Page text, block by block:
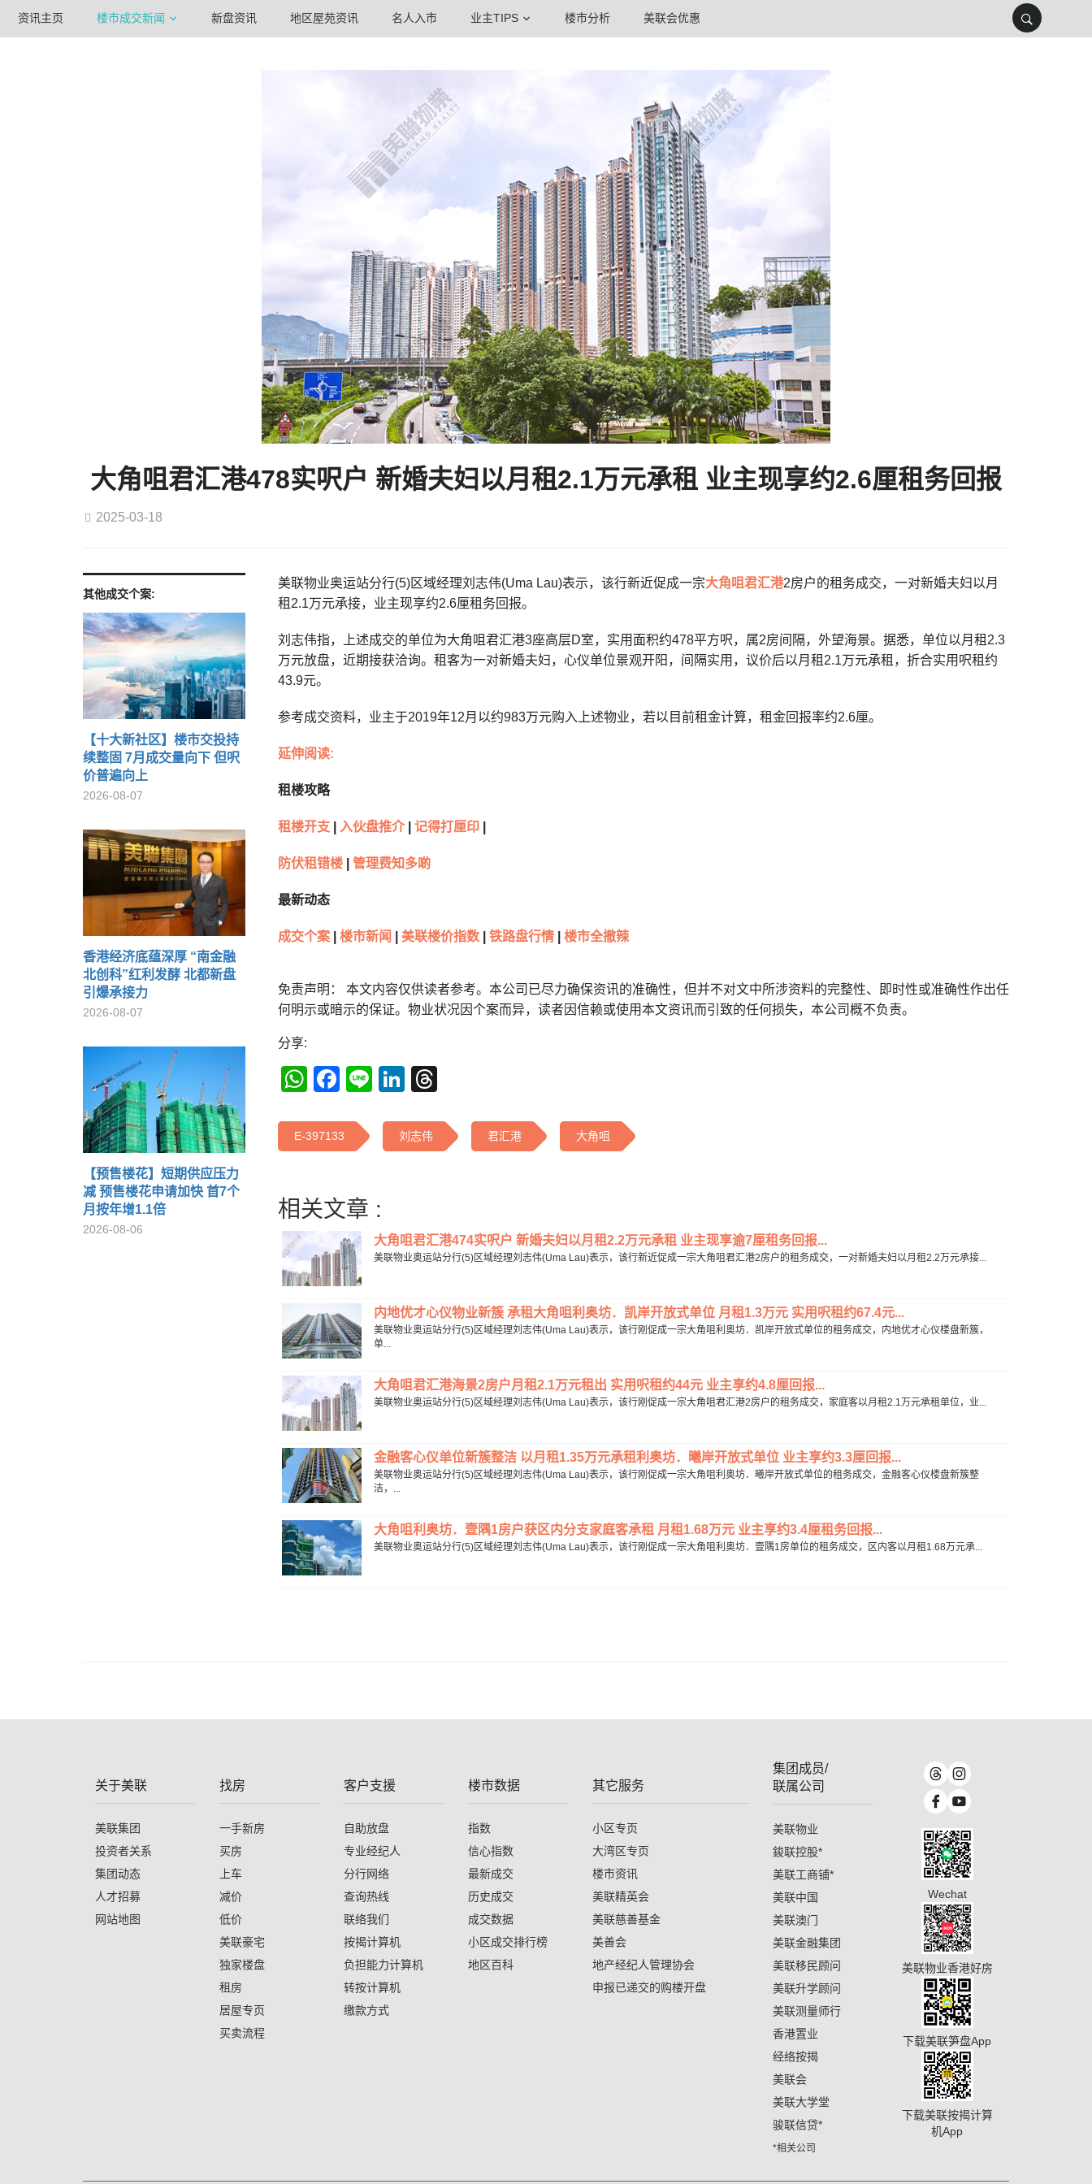
资讯主页 楼市成交新闻 新盘资讯 地区屋苑资讯 名人入市 业主TIPS 楼市分析 美联会优惠
大角咀君汇港478实呎户 新婚夫妇以月租2.1万元承租 业主现享约2.6厘租务回报
2025-03-18
其他成交个案:
【十大新社区】楼市交投持
续整固 7月成交量向下 但呎
价普遍向上
2026-08-07
香港经济底蕴深厚 “南金融
北创科”红利发酵 北都新盘
引爆承接力
2026-08-07
【预售楼花】短期供应压力
减 预售楼花申请加快 首7个
月按年增1.1倍
2026-08-06
美联物业奥运站分行(5)区域经理刘志伟(Uma Lau)表示，该行新近促成一宗大角咀君汇港2房户的租务成交，一对新婚夫妇以月
租2.1万元承接，业主现享约2.6厘租务回报。
刘志伟指，上述成交的单位为大角咀君汇港3座高层D室，实用面积约478平方呎，属2房间隔，外望海景。据悉，单位以月租2.3
万元放盘，近期接获洽询。租客为一对新婚夫妇，心仪单位景观开阳，间隔实用，议价后以月租2.1万元承租，折合实用呎租约
43.9元。
参考成交资料，业主于2019年12月以约983万元购入上述物业，若以目前租金计算，租金回报率约2.6厘。
延伸阅读:
租楼攻略
租楼开支 入伙盘推介 记得打厘印
防伏租错楼 管理费知多啲
最新动态
成交个案 楼市新闻 美联楼价指数 铁路盘行情 楼市全撤辣
免责声明： 本文内容仅供读者参考。本公司已尽力确保资讯的准确性，但并不对文中所涉资料的完整性、即时性或准确性作出任
何明示或暗示的保证。物业状况因个案而异，读者因信赖或使用本文资讯而引致的任何损失，本公司概不负责。
分享:
WhatsApp
Facebook
LineLinkedIn
E-397133 刘志伟 君汇港 大角咀
相关文章 :
大角咀君汇港474实呎户 新婚夫妇以月租2.2万元承租 业主现享逾7厘租务回报...
美联物业奥运站分行(5)区域经理刘志伟(Uma Lau)表示，该行新近促成一宗大角咀君汇港2房户的租务成交，一对新婚夫妇以月租2.2万元承接...
内地优才心仪物业新簇 承租大角咀利奥坊．凯岸开放式单位 月租1.3万元 实用呎租约67.4元...
美联物业奥运站分行(5)区域经理刘志伟(Uma Lau)表示，该行刚促成一宗大角咀利奥坊．凯岸开放式单位的租务成交，内地优才心仪楼盘新簇，
单...
大角咀君汇港海景2房户月租2.1万元租出 实用呎租约44元 业主享约4.8厘回报...
美联物业奥运站分行(5)区域经理刘志伟(Uma Lau)表示，该行刚促成一宗大角咀君汇港2房户的租务成交，家庭客以月租2.1万元承租单位，业...
金融客心仪单位新簇整洁 以月租1.35万元承租利奥坊．曦岸开放式单位 业主享约3.3厘回报...
美联物业奥运站分行(5)区域经理刘志伟(Uma Lau)表示，该行刚促成一宗大角咀利奥坊．曦岸开放式单位的租务成交，金融客心仪楼盘新簇整
洁，...
大角咀利奥坊．壹隅1房户获区内分支家庭客承租 月租1.68万元 业主享约3.4厘租务回报...
美联物业奥运站分行(5)区域经理刘志伟(Uma Lau)表示，该行刚促成一宗大角咀利奥坊．壹隅1房单位的租务成交，区内客以月租1.68万元承...
关于美联
美联集团
投资者关系
集团动态
人才招募
网站地图
找房
一手新房
买房
上车
减价
低价
美联豪宅
独家楼盘
租房
居屋专页
买卖流程
客户支援
自助放盘
专业经纪人
分行网络
查询热线
联络我们
按揭计算机
负担能力计算机
转按计算机
缴款方式
楼市数据
指数
信心指数
最新成交
历史成交
成交数据
小区成交排行榜
地区百科
其它服务
小区专页
大湾区专页
楼市资讯
美联精英会
美联慈善基金
美善会
地产经纪人管理协会
申报已递交的购楼开盘
集团成员/
联属公司
美联物业
鋑联控股*
美联工商铺*
美联中国
美联澳门
美联金融集团
美联移民顾问
美联升学顾问
美联测量师行
香港置业
经络按揭
美联会
美联大学堂
骏联信贷*
*相关公司
Wechat
美联物业香港好房
下载美联笋盘App
下载美联按揭计算
机App